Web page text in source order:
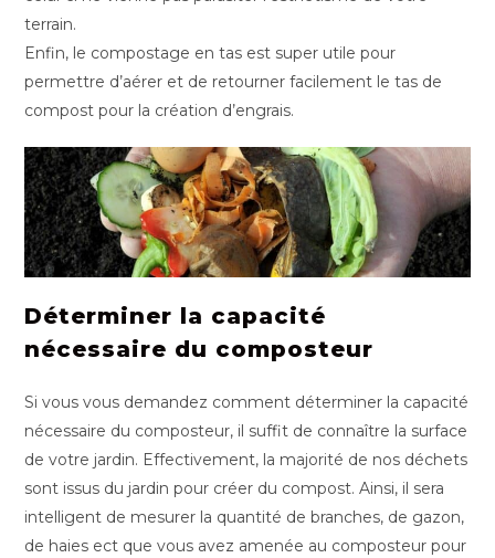
terrain.
Enfin, le compostage en tas est super utile pour
permettre d’aérer et de retourner facilement le tas de
compost pour la création d’engrais.
Déterminer la capacité
nécessaire du composteur
Si vous vous demandez comment déterminer la capacité
nécessaire du composteur, il suffit de connaître la surface
de votre jardin. Effectivement, la majorité de nos déchets
sont issus du jardin pour créer du compost. Ainsi, il sera
intelligent de mesurer la quantité de branches, de gazon,
de haies ect que vous avez amenée au composteur pour